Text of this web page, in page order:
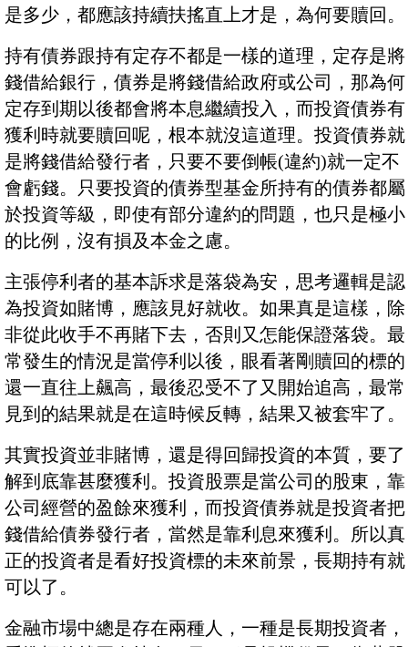
是多少，都應該持續扶搖直上才是，為何要贖回。
持有債券跟持有定存不都是一樣的道理，定存是將
錢借給銀行，債券是將錢借給政府或公司，那為何
定存到期以後都會將本息繼續投入，而投資債券有
獲利時就要贖回呢，根本就沒這道理。投資債券就
是將錢借給發行者，只要不要倒帳(違約)就一定不
會虧錢。只要投資的債券型基金所持有的債券都屬
於投資等級，即使有部分違約的問題，也只是極小
的比例，沒有損及本金之慮。
主張停利者的基本訴求是落袋為安，思考邏輯是認
為投資如賭博，應該見好就收。如果真是這樣，除
非從此收手不再賭下去，否則又怎能保證落袋。最
常發生的情況是當停利以後，眼看著剛贖回的標的
還一直往上飆高，最後忍受不了又開始追高，最常
見到的結果就是在這時候反轉，結果又被套牢了。
其實投資並非賭博，還是得回歸投資的本質，要了
解到底靠甚麼獲利。投資股票是當公司的股東，靠
公司經營的盈餘來獲利，而投資債券就是投資者把
錢借給債券發行者，當然是靠利息來獲利。所以真
正的投資者是看好投資標的未來前景，長期持有就
可以了。
金融市場中總是存在兩種人，一種是長期投資者，